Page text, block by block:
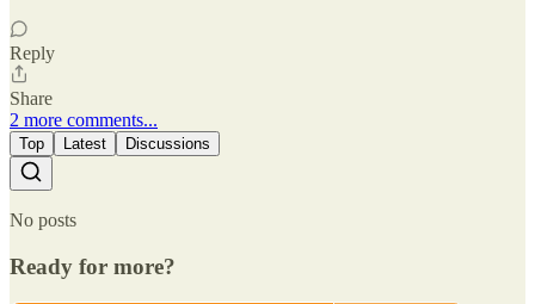
Reply
Share
2 more comments...
Top Latest Discussions
No posts
Ready for more?